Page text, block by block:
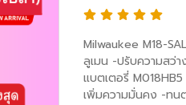
Milwaukee M18-
ลูเมน -ปรับความสว่
แบตเตอรี่
เพิ่มความมั่นคง -ทน